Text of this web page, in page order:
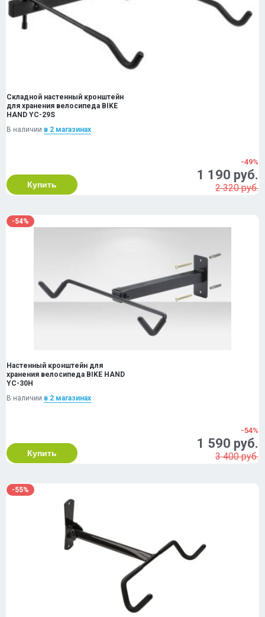
Складной настенный кронштейн
для хранения велосипеда BIKE
HAND YC-29S
В наличии в 2 магазинах
Купить
-49%
1 190 руб.
2 320 руб.
-54%
Настенный кронштейн для
хранения велосипеда BIKE HAND
YC-30H
В наличии в 2 магазинах
Купить
-54%
1 590 руб.
3 400 руб.
-55%